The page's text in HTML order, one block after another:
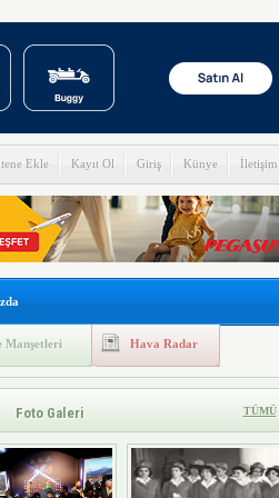
Ekle Kayıt Ol Giriş Künye İletişim
Manşetleri Hava Radar
Foto Galeri TÜMÜ